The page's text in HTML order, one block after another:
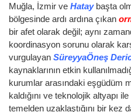
Muğla, İzmir ve Hataybaşta
bölgesinde ardı ardına çıkan
bir afet olarak değil; aynı
koordinasyon sorunu olarak
vurgulayan SüreyyaÖneş
kaynaklarının etkin
kurumlar arasındaki eşgüdüm
kaldığını ve teknolojik altyapı
temelden uzaklaştığını bir kez